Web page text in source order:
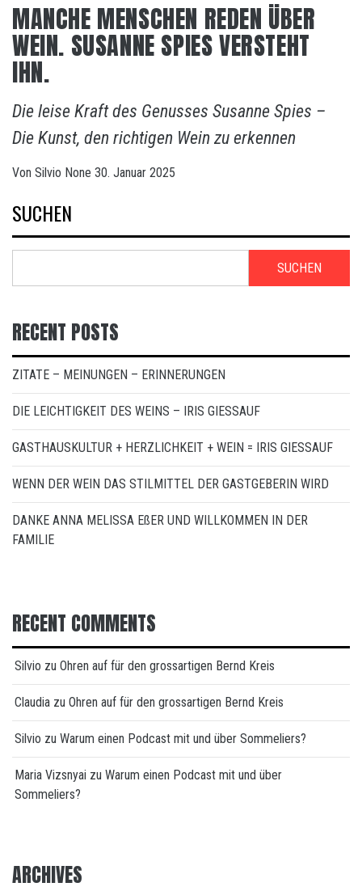
MANCHE MENSCHEN REDEN ÜBER
WEIN. SUSANNE SPIES VERSTEHT
IHN.
Die leise Kraft des Genusses Susanne Spies –
Die Kunst, den richtigen Wein zu erkennen
Von Silvio None 30. Januar 2025
SUCHEN
SUCHEN
RECENT POSTS
ZITATE – MEINUNGEN – ERINNERUNGEN
DIE LEICHTIGKEIT DES WEINS – IRIS GIESSAUF
GASTHAUSKULTUR + HERZLICHKEIT + WEIN = IRIS GIESSAUF
WENN DER WEIN DAS STILMITTEL DER GASTGEBERIN WIRD
DANKE ANNA MELISSA EßER UND WILLKOMMEN IN DER
FAMILIE
RECENT COMMENTS
Silvio zu Ohren auf für den grossartigen Bernd Kreis
Claudia zu Ohren auf für den grossartigen Bernd Kreis
Silvio zu Warum einen Podcast mit und über Sommeliers?
Maria Vizsnyai zu Warum einen Podcast mit und über
Sommeliers?
ARCHIVES